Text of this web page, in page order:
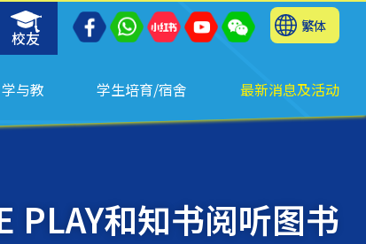
校友
繁体
学与教 学生培育/宿舍 最新消息及活动
PLAY和知书阅听图书